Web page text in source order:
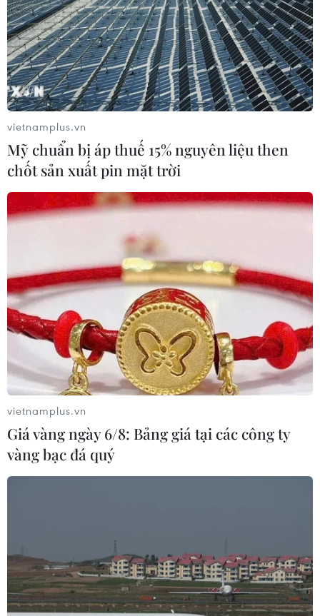
vietnamplus.vn
Mỹ chuẩn bị áp thuế 15% nguyên liệu then
chốt sản xuất pin mặt trời
vietnamplus.vn
Giá vàng ngày 6/8: Bảng giá tại các công ty
vàng bạc đá quý